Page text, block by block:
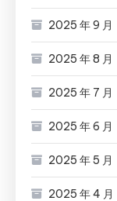
2025 年 9 月
2025 年 8 月
2025 年 7 月
2025 年 6 月
2025 年 5 月
2025 年 4 月